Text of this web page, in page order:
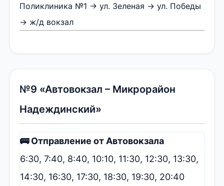
Поликлиника №1 → ул. Зеленая → ул. Победы
→ ж/д вокзал
№9 «Автовокзал – Микрорайон
Надеждинский»
🚌 Отправление от Автовокзала
6:30, 7:40, 8:40, 10:10, 11:30, 12:30, 13:30,
14:30, 16:30, 17:30, 18:30, 19:30, 20:40